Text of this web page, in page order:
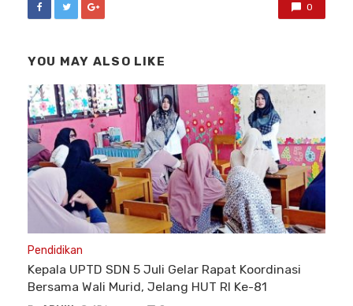
0
YOU MAY ALSO LIKE
Pendidikan
Kepala UPTD SDN 5 Juli Gelar Rapat Koordinasi
Bersama Wali Murid, Jelang HUT RI Ke-81